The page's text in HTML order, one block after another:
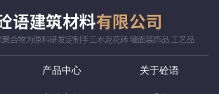
产品中心 关于砼语